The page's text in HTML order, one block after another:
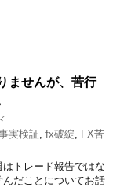
ませんが、苦行
実検証 fx破綻
FX苦
トレード報告ではな
んだことについてお話